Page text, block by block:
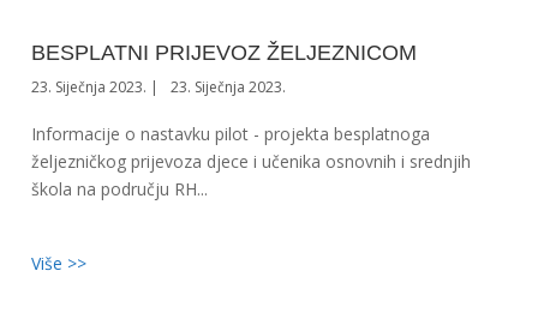
BESPLATNI PRIJEVOZ ŽELJEZNICOM
23. Siječnja 2023. 23. Siječnja 2023.
Informacije o nastavku pilot - projekta besplatnoga
željezničkog prijevoza djece i učenika osnovnih i srednjih
škola na području RH...
Više >>